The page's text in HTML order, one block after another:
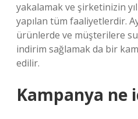
yakalamak ve şirketinizin
yapılan tüm faaliyetlerdir.
ürünlerde ve müşterilere
indirim sağlamak da bir
edilir.
Kampanya ne